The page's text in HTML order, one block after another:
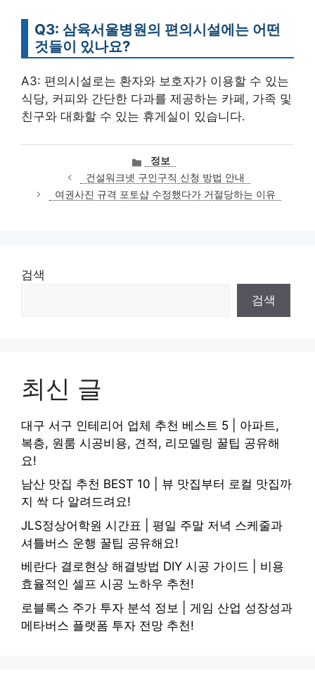
Q3: 삼육서울병원의 편의시설에는 어떤
것들이 있나요?
A3: 편의시설로는 환자와 보호자가 이용할 수 있는
식당, 커피와 간단한 다과를 제공하는 카페, 가족 및
친구와 대화할 수 있는 휴게실이 있습니다.
카
테
고
리
정보
건설워크넷 구인구직 신청 방법 안내
여권사진 규격 포토샵 수정했다가 거절당하는 이유
검색
검색
최신 글
대구 서구 인테리어 업체 추천 베스트 5 | 아파트,
복층, 원룸 시공비용, 견적, 리모델링 꿀팁 공유해
요!
남산 맛집 추천 BEST 10 | 뷰 맛집부터 로컬 맛집까
지 싹 다 알려드려요!
JLS정상어학원 시간표 | 평일 주말 저녁 스케줄과
셔틀버스 운행 꿀팁 공유해요!
베란다 결로현상 해결방법 DIY 시공 가이드 | 비용
효율적인 셀프 시공 노하우 추천!
로블록스 주가 투자 분석 정보 | 게임 산업 성장성과
메타버스 플랫폼 투자 전망 추천!